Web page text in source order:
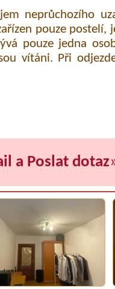
neprůchozího
pouze postelí,
pouze jedna
vítáni. Při
a Poslat dotaz